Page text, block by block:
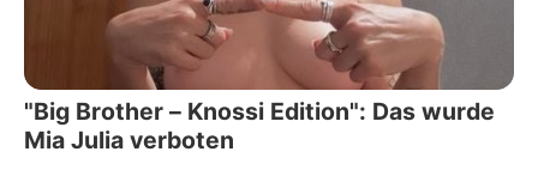
"Big Brother – Knossi Edition": Das wurde
Mia Julia verboten